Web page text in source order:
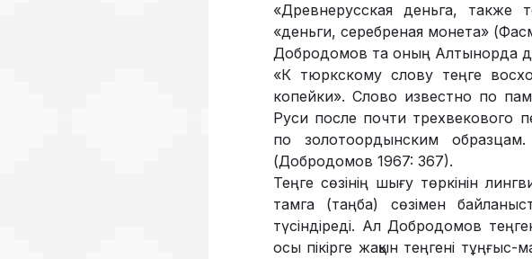
«Древнерусская деньга, также­
«деньги, серебреная монета»
Добродомов та оның Алтын­орда
«К тюркскому слову теңге
копейки». Слово известно по
Руси после почти трехвекового
по золото­ордынским
(Добродомов 1967: 367).
Теңге сөзінің шығу төркінін
тамга (таңба) сөзімен
түсіндіреді. Ал Доб­ро­домов
осы пікір­ге жақын теңгені